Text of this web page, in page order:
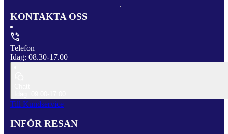
KONTAKTA OSS
Telefon
Idag: 08.30-17.00
Till Kundservice
INFÖR RESAN